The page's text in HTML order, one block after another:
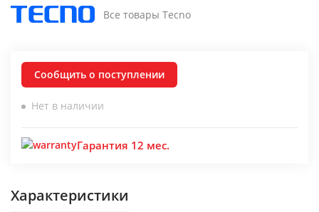
Все товары Tecno
Сообщить о поступлении
Нет в наличии
Гарантия 12 мес.
Характеристики